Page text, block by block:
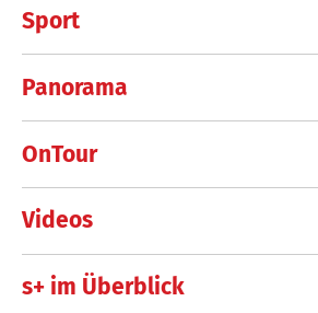
Sport
Panorama
OnTour
Videos
s+ im Überblick